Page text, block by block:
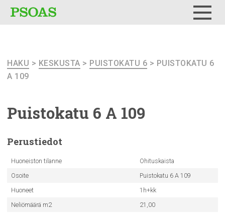
HAKU > KESKUSTA > PUISTOKATU 6 > PUISTOKATU 6
A 109
Puistokatu 6 A 109
Perustiedot
Huoneiston tilanne
Ohituskaista
Osoite
Puistokatu 6 A 109
Huoneet
1h+kk
Neliömäärä m2
21,00